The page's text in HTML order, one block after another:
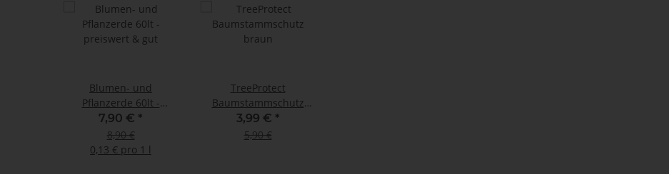
Blumen- und
Pflanzerde 60lt -
preiswert & gut
7,90 € *
8,90 €
0,13 € pro 1 l
TreeProtect
Baumstammschutz
braun
3,99 € *
5,90 €